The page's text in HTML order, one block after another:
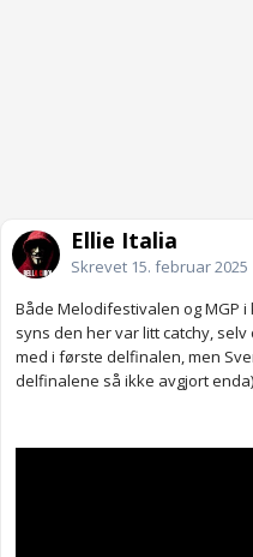
Ellie Italia
Skrevet 15. februar 2025
Både Melodifestivalen og MGP
syns den her var litt catchy,
med i første delfinalen, men
delfinalene så ikke avgjort